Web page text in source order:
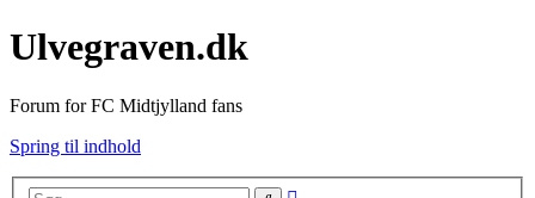
Ulvegraven.dk
Forum for FC Midtjylland fans
Spring til indhold